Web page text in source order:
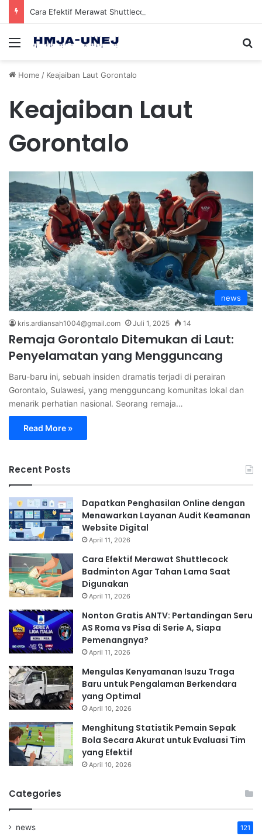
Menu
Home / Keajaiban Laut Gorontalo
Keajaiban Laut
Gorontalo
news
kris.ardiansah1004@gmail.com Juli 1, 2025 14
Remaja Gorontalo Ditemukan di Laut:
Penyelamatan yang Mengguncang
Baru-baru ini, sebuah insiden dramatis terjadi di perairan
Gorontalo, Sulawesi, yang mengguncang komunitas lokal dan
menarik perhatian nasional. Seorang remaja…
Read More »
Recent Posts
Dapatkan Penghasilan Online dengan
Menawarkan Layanan Audit Keamanan
Website Digital
April 11, 2026
Cara Efektif Merawat Shuttlecock
Badminton Agar Tahan Lama Saat
Digunakan
April 11, 2026
Nonton Gratis ANTV: Pertandingan Seru
AS Roma vs Pisa di Serie A, Siapa
Pemenangnya?
April 11, 2026
Mengulas Kenyamanan Isuzu Traga
Baru untuk Pengalaman Berkendara
yang Optimal
April 10, 2026
Menghitung Statistik Pemain Sepak
Bola Secara Akurat untuk Evaluasi Tim
yang Efektif
April 10, 2026
Categories
news 121